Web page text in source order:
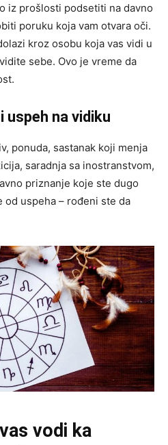
iz prošlosti podsetiti na davno
poruku koja vam otvara oči.
kroz osobu koja vas vidi u
sebe. Ovo je vreme da
uspeh na vidiku
ponuda, sastanak koji menja
saradnja sa inostranstvom,
priznanje koje ste dugo
uspeha – rođeni ste da
vodi ka